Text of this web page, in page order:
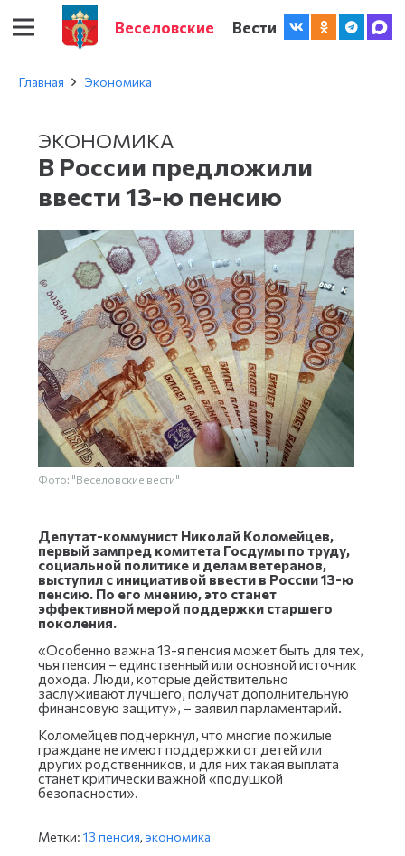
Веселовские Вести
Главная Экономика
ЭКОНОМИКА
В России предложили
ввести 13-ю пенсию
Фото: "Веселовские вести"
Депутат-коммунист Николай Коломейцев,
первый зампред комитета Госдумы по труду,
социальной политике и делам ветеранов,
выступил с инициативой ввести в России 13-ю
пенсию. По его мнению, это станет
эффективной мерой поддержки старшего
поколения.
«Особенно важна 13-я пенсия может быть для тех,
чья пенсия – единственный или основной источник
дохода. Люди, которые действительно
заслуживают лучшего, получат дополнительную
финансовую защиту», – заявил парламентарий.
Коломейцев подчеркнул, что многие пожилые
граждане не имеют поддержки от детей или
других родственников, и для них такая выплата
станет критически важной «подушкой
безопасности».
Метки: 13 пенсия, экономика